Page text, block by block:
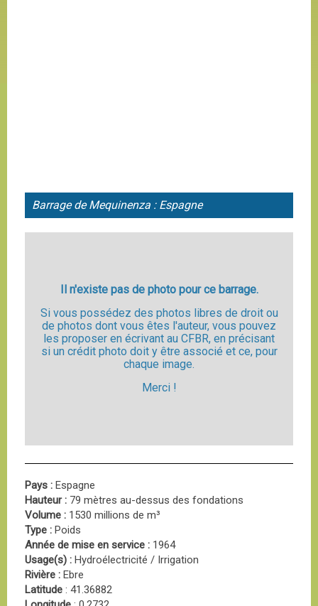
Barrage de Mequinenza : Espagne
Il n'existe pas de photo pour ce barrage.
Si vous possédez des photos libres de droit ou
de photos dont vous êtes l'auteur, vous pouvez
les proposer en écrivant au CFBR, en précisant
si un crédit photo doit y être associé et ce, pour
chaque image.
Merci !
Pays : Espagne
Hauteur : 79 mètres au-dessus des fondations
Volume : 1530 millions de m³
Type : Poids
Année de mise en service : 1964
Usage(s) : Hydroélectricité / Irrigation
Rivière : Ebre
Latitude : 41.36882